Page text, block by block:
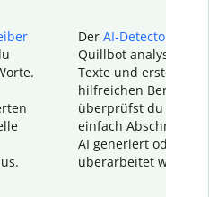
Der AI-Detector
Quillbot analysiert
Texte und erstellt
hilfreichen Bericht.
überprüfst du
einfach Abschnitte,
AI generiert oder
überarbeitet wurden.